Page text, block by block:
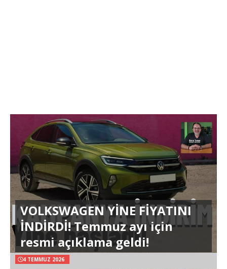
VOLKSWAGEN YİNE FİYATINI
İNDİRDİ! Temmuz ayı için
resmi açıklama geldi!
4 TEMMUZ 2026